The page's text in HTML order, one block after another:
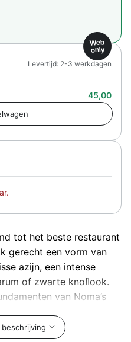
Web
only
45,00
Levertijd: 2-3 werkdagen
tot het beste restaurant
gerecht een vorm van
azĳn, een intense
of zwarte knoﬂook.
van Noma’s
en David Zilber is de